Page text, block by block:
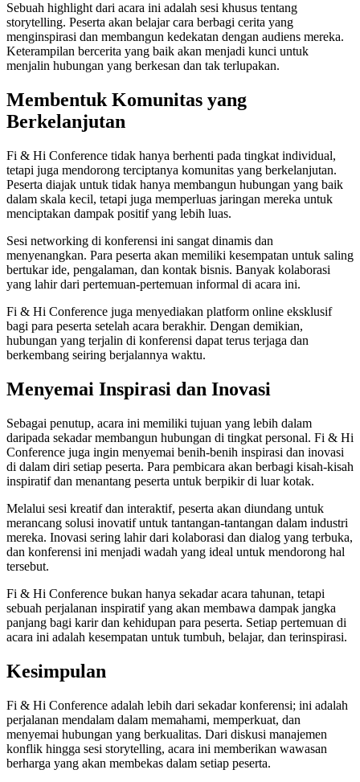
Sebuah highlight dari acara ini adalah sesi khusus tentang
storytelling. Peserta akan belajar cara berbagi cerita yang
menginspirasi dan membangun kedekatan dengan audiens mereka.
Keterampilan bercerita yang baik akan menjadi kunci untuk
menjalin hubungan yang berkesan dan tak terlupakan.
Membentuk Komunitas yang
Berkelanjutan
Fi & Hi Conference tidak hanya berhenti pada tingkat individual,
tetapi juga mendorong terciptanya komunitas yang berkelanjutan.
Peserta diajak untuk tidak hanya membangun hubungan yang baik
dalam skala kecil, tetapi juga memperluas jaringan mereka untuk
menciptakan dampak positif yang lebih luas.
Sesi networking di konferensi ini sangat dinamis dan
menyenangkan. Para peserta akan memiliki kesempatan untuk saling
bertukar ide, pengalaman, dan kontak bisnis. Banyak kolaborasi
yang lahir dari pertemuan-pertemuan informal di acara ini.
Fi & Hi Conference juga menyediakan platform online eksklusif
bagi para peserta setelah acara berakhir. Dengan demikian,
hubungan yang terjalin di konferensi dapat terus terjaga dan
berkembang seiring berjalannya waktu.
Menyemai Inspirasi dan Inovasi
Sebagai penutup, acara ini memiliki tujuan yang lebih dalam
daripada sekadar membangun hubungan di tingkat personal. Fi & Hi
Conference juga ingin menyemai benih-benih inspirasi dan inovasi
di dalam diri setiap peserta. Para pembicara akan berbagi kisah-kisah
inspiratif dan menantang peserta untuk berpikir di luar kotak.
Melalui sesi kreatif dan interaktif, peserta akan diundang untuk
merancang solusi inovatif untuk tantangan-tantangan dalam industri
mereka. Inovasi sering lahir dari kolaborasi dan dialog yang terbuka,
dan konferensi ini menjadi wadah yang ideal untuk mendorong hal
tersebut.
Fi & Hi Conference bukan hanya sekadar acara tahunan, tetapi
sebuah perjalanan inspiratif yang akan membawa dampak jangka
panjang bagi karir dan kehidupan para peserta. Setiap pertemuan di
acara ini adalah kesempatan untuk tumbuh, belajar, dan terinspirasi.
Kesimpulan
Fi & Hi Conference adalah lebih dari sekadar konferensi; ini adalah
perjalanan mendalam dalam memahami, memperkuat, dan
menyemai hubungan yang berkualitas. Dari diskusi manajemen
konflik hingga sesi storytelling, acara ini memberikan wawasan
berharga yang akan membekas dalam setiap peserta.